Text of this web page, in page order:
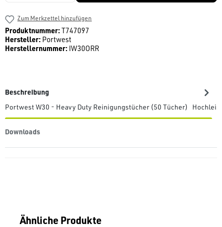
Zum Merkzettel hinzufügen
Produktnummer:T747097
Hersteller: Portwest
Herstellernummer: IW30ORR
Beschreibung
Portwest W30 - Heavy Duty Reinigungstücher (50 Tücher)
Downloads
Produktgalerie überspringen
Ähnliche Produkte